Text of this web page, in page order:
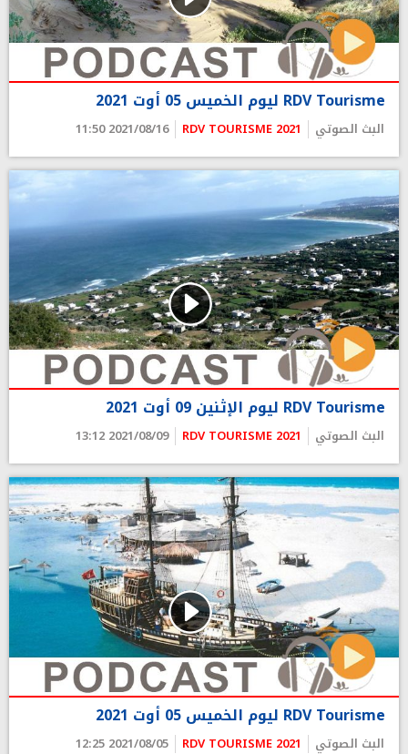
RDV Tourisme ليوم الخميس 05 أوت 2021
البث الصوتي RDV TOURISME 2021
2021/08/16 11:50
RDV Tourisme ليوم الإثنين 09 أوت 2021
البث الصوتي RDV TOURISME 2021
2021/08/09 13:12
RDV Tourisme ليوم الخميس 05 أوت 2021
البث الصوتي RDV TOURISME 2021
2021/08/05 12:25